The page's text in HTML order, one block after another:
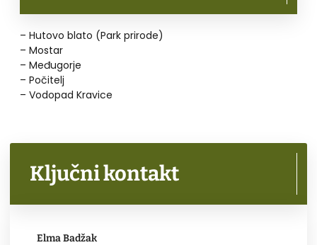
– Hutovo blato (Park prirode)
– Mostar
– Međugorje
– Počitelj
– Vodopad Kravice
Ključni kontakt
Elma Badžak